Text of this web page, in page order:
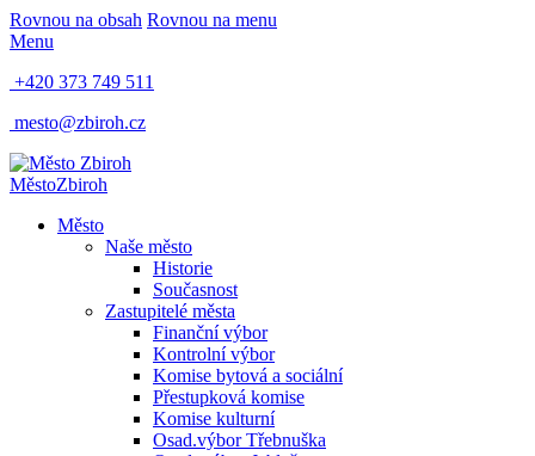
Rovnou na obsah Rovnou na menu
Menu
+420 373 749 511
mesto@zbiroh.cz
MěstoZbiroh
Město
Naše město
Historie
Současnost
Zastupitelé města
Finanční výbor
Kontrolní výbor
Komise bytová a sociální
Přestupková komise
Komise kulturní
Osad.výbor Třebnuška